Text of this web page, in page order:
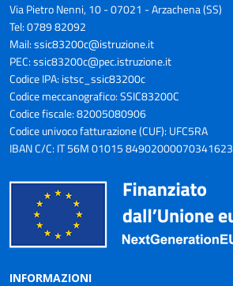
Via Pietro Nenni, 10 - 07021 - Arzachena (SS)
Tel: 0789 82092
Mail:ssic83200c@istruzione.it
PEC:ssic83200c@pec.istruzione.it
Codice IPA: istsc_ssic83200c
Codice meccanografico: SSIC83200C
Codice fiscale: 82005080906
Codice univoco fatturazione (CUF): UFC5RA
IBAN C/C: IT 56M 01015 84902000070341623
INFORMAZIONI